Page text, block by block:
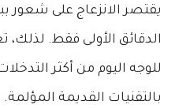
يقتصر الانزعاج على
الدقائق الأولى فقط. لذلك،
للوجه اليوم من أكثر
بالتقنيات القديمة المؤلمة.